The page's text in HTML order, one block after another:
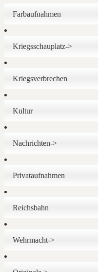
Farbaufnahmen
Kriegsschauplatz->
Kriegsverbrechen
Kultur
Nachrichten->
Privataufnahmen
Reichsbahn
Wehrmacht->